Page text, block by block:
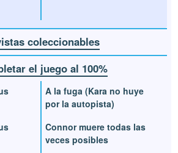
coleccionables
el juego al 100%
A la fuga (Kara no huye
por la autopista)
Connor muere todas las
veces posibles